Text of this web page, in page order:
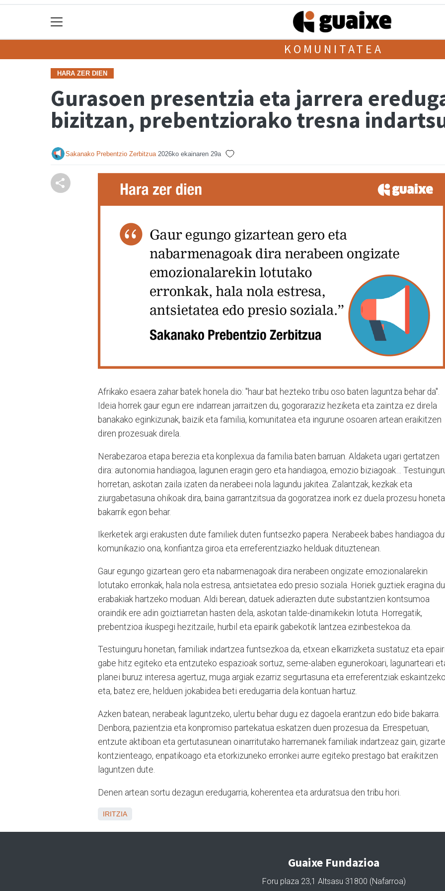
KOMUNITATEA
HARA ZER DIEN
Gurasoen presentzia eta jarrera
bizitzan, prebentziorako tresna
Sakanako Prebentzio Zerbitzua 2026ko ekainaren 29a
Afrikako esaera zahar batek honela dio: "haur bat hezteko tribu oso baten laguntza behar da".
Ideia horrek gaur egun ere indarrean jarraitzen du, gogoraraziz heziketa eta zaintza ez direla
banakako eginkizunak, baizik eta familia, komunitatea eta ingurune osoaren artean eraikitzen
diren prozesuak direla.
Nerabezaroa etapa berezia eta konplexua da familia baten barruan. Aldaketa ugari gertatzen
dira: autonomia handiagoa, lagunen eragin gero eta handiagoa, emozio biziagoak…
horretan, askotan zaila izaten da nerabeei nola lagundu jakitea. Zalantzak, kezkak eta
ziurgabetasuna ohikoak dira, baina garrantzitsua da gogoratzea inork ez duela prozesu
bakarrik egon behar.
Ikerketek argi erakusten dute familiek duten funtsezko papera. Nerabeek babes handiagoa
komunikazio ona, konfiantza giroa eta erreferentziazko helduak dituztenean.
Gaur egungo gizartean gero eta nabarmenagoak dira nerabeen ongizate emozionalarekin
lotutako erronkak, hala nola estresa, antsietatea edo presio soziala. Horiek guztiek eragina
erabakiak hartzeko moduan. Aldi berean, datuek adierazten dute substantzien kontsumoa
oraindik ere adin goiztiarretan hasten dela, askotan talde-dinamikekin lotuta. Horregatik,
prebentzioa ikuspegi hezitzaile, hurbil eta epairik gabekotik lantzea ezinbestekoa da.
Testuinguru honetan, familiak indartzea funtsezkoa da, etxean elkarrizketa sustatuz eta
gabe hitz egiteko eta entzuteko espazioak sortuz, seme-alaben egunerokoari, lagunarteari
planei buruz interesa agertuz, muga argiak ezarriz segurtasuna eta erreferentziak
eta, batez ere, helduen jokabidea beti eredugarria dela kontuan hartuz.
Azken batean, nerabeak laguntzeko, ulertu behar dugu ez dagoela erantzun edo bide bakarra.
Denbora, pazientzia eta konpromiso partekatua eskatzen duen prozesua da. Errespetuan,
entzute aktiboan eta gertutasunean oinarritutako harremanek familiak indartzeaz gain, gizarte
kontzienteago, enpatikoago eta etorkizuneko erronkei aurre egiteko prestago bat eraikitzen
laguntzen dute.
Denen artean sortu dezagun eredugarria, koherentea eta arduratsua den tribu hori.
IRITZIA
Guaixe Fundazioa
Foru plaza 23,1 Altsasu 31800 (Nafarroa)